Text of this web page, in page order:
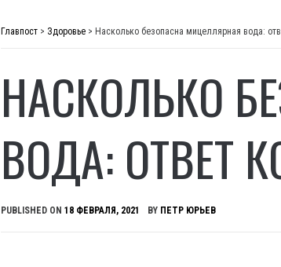
Главпост > Здоровье > Насколько безопасна мицеллярная вода:
НАСКОЛЬКО
ВОДА: ОТВЕТ
PUBLISHED ON 18 ФЕВРАЛЯ, 2021 BY ПЕТР ЮРЬЕВ